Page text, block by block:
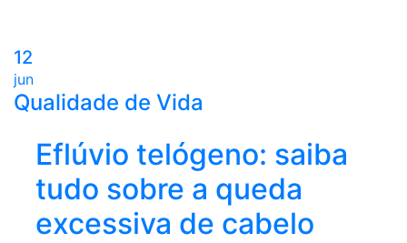
12
jun
Qualidade de Vida
Eflúvio telógeno: saiba
tudo sobre a queda
excessiva de cabelo